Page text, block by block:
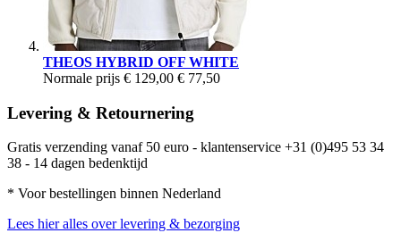
THEOS HYBRID OFF WHITE
Normale prijs € 129,00 € 77,50
Levering & Retournering
Gratis verzending vanaf 50 euro - klantenservice +31 (0)495 53 34
38 - 14 dagen bedenktijd
* Voor bestellingen binnen Nederland
Lees hier alles over levering & bezorging